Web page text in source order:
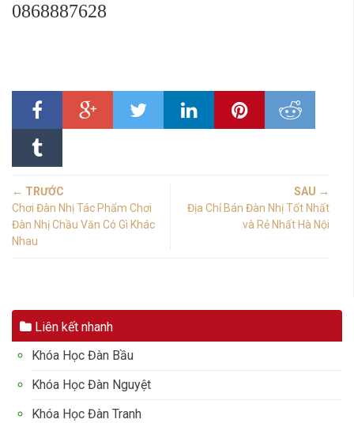
0868887628
← TRƯỚC
Chơi Đàn Nhị Tác Phẩm Chơi
Đàn Nhị Chầu Văn Có Gì Khác
Nhau
SAU →
Địa Chỉ Bán Đàn Nhị Tốt Nhất
và Rẻ Nhất Hà Nội
Liên kết nhanh
Khóa Học Đàn Bầu
Khóa Học Đàn Nguyệt
Khóa Học Đàn Tranh